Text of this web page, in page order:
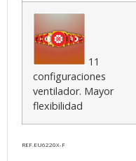
11
configuraciones
ventilador. Mayor
flexibilidad
REF.EU6220X-F